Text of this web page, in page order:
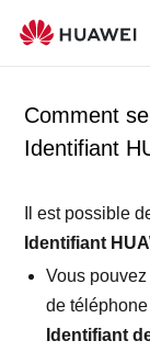
Comment
Identifiant
Il est possible
Identifiant
Vous
de
Identifiant